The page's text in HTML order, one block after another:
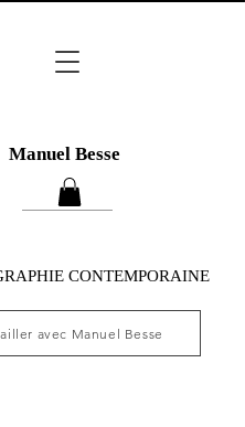
Manuel Besse
CONTEMPORAINE
avec Manuel Besse